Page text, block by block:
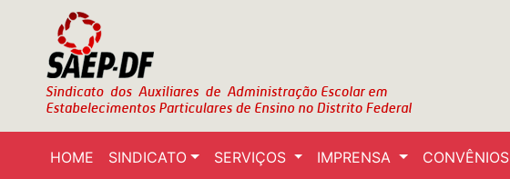
HOME SINDICATO SERVIÇOS IMPRENSA CONVÊNIOS